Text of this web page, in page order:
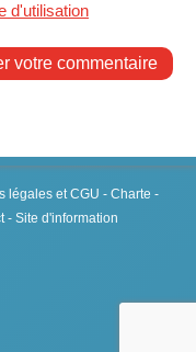
d'utilisation
votre commentaire
légales et CGU - Charte -
- Site d'information